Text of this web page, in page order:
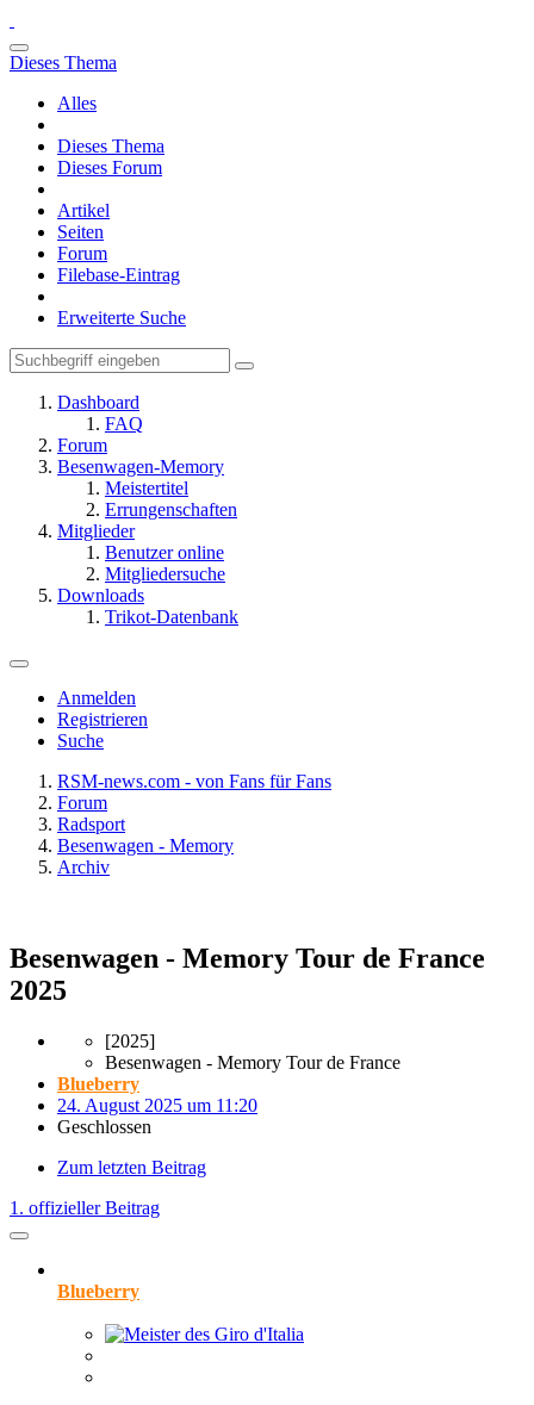
Dieses Thema
Alles
Dieses Thema
Dieses Forum
Artikel
Seiten
Forum
Filebase-Eintrag
Erweiterte Suche
Dashboard
FAQ
Forum
Besenwagen-Memory
Meistertitel
Errungenschaften
Mitglieder
Benutzer online
Mitgliedersuche
Downloads
Trikot-Datenbank
Anmelden
Registrieren
Suche
RSM-news.com - von Fans für Fans
Forum
Radsport
Besenwagen - Memory
Archiv
Besenwagen - Memory Tour de France
2025
[2025]
Besenwagen - Memory Tour de France
Blueberry
24. August 2025 um 11:20
Geschlossen
Zum letzten Beitrag
1. offizieller Beitrag
Blueberry